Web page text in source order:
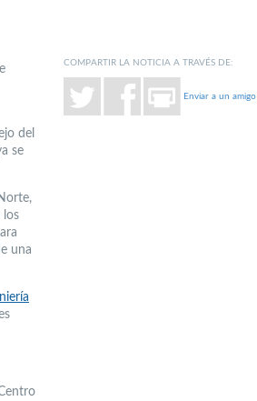
del
se
los
una
COMPARTIR LA NOTICIA A TRAVÉS DE:
Enviar a un amigo